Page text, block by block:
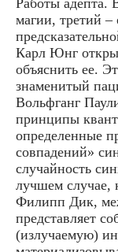
Работы адепта.
магии, третий –
Карл Юнг
объяснить ее.
знаменитый
Вольфганг
принципы
определенные
совпадений»
случайность
лучшем случае,
Филипп Дик,
представляет
(излучаемую)